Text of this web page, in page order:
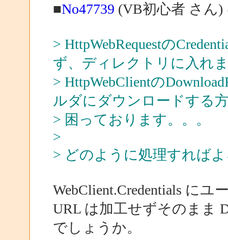
■No47739 (VB初心者 さん)
> HttpWebRequestの
ず、ディレクトリに入れ
> HttpWebClientの
ルダにダウンロードする
> 困っております。。。
>
> どのように処理すれば
WebClient.Credentials に
URL は加工せずそのまま
でしょうか。